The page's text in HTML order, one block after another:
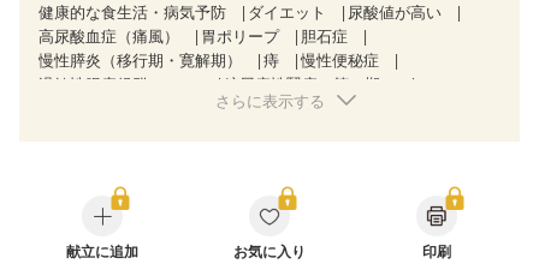
健康的な食生活・病気予防 ダイエット
尿酸値が高い
高尿酸血症（痛風）
胃ポリープ
胆石症
慢性膵炎（移行期・寛解期）
痔
慢性便秘症
過敏性腸症候群（IBS）
糖尿病性腎症（第１期）
乳がん（抗がん剤治療中）
関節リウマチ
フレイル（年齢に合わせた体作り）
貧血対策
妊活中
さらに表示する
献立に追加 お気に入り 印刷